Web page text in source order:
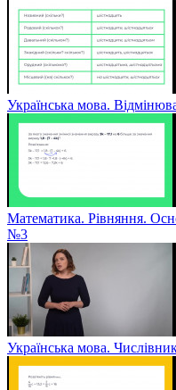
Українська мова.
Математика. Рівняння.
№3
Українська мова.